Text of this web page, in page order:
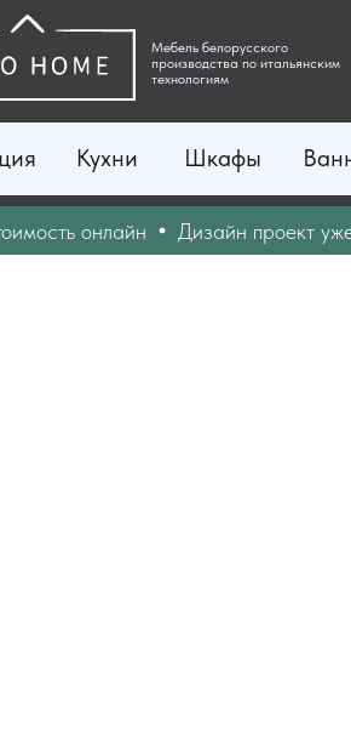
Мебель белорусского
производства по итальянским
технологиям
Шкафы
Кухни
онлайн Дизайн проект уже